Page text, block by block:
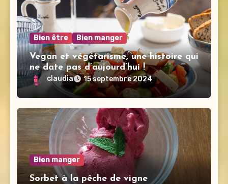
Bien être Bien manger
Vegan et végétarisme, une histoire qui
ne date pas d’aujourd’hui !
claudia 15 septembre 2024
Bien manger
Sorbet à la pêche de vigne